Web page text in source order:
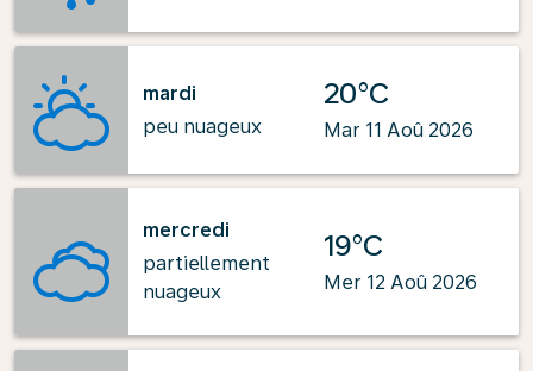
mardi
peu nuageux
20°C
Mar 11 Aoû 2026
mercredi
partiellement
nuageux
19°C
Mer 12 Aoû 2026